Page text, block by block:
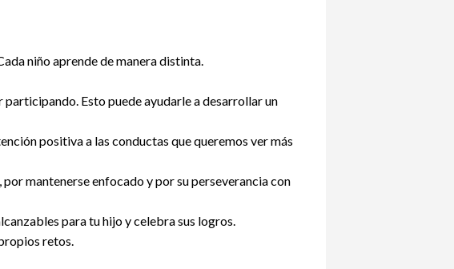
niño aprende de manera distinta.
participando. Esto puede ayudarle a desarrollar un
positiva a las conductas que queremos ver más
mantenerse enfocado y por su perseverancia con
para tu hijo y celebra sus logros.
retos.